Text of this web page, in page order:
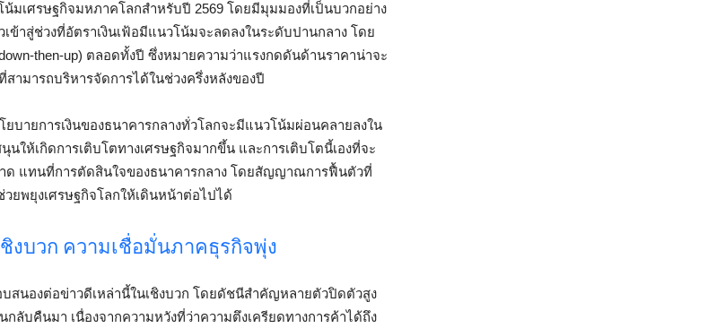
น้มเศรษฐกิจมหภาคโลกสำหรับปี 2569 โดยมีมุมมองที่เป็นบวกอย่าง
เข้าสู่ช่วงที่อัตราเงินเฟ้อมีแนวโน้มจะลดลงในระดับปานกลาง โดย
then-up) ตลอดทั้งปี ซึ่งหมายความว่าแรงกดดันด้านราคาน่าจะ
ามารถบริหารจัดการได้ในช่วงครึ่งหลังของปี
บายการเงินของธนาคารกลางทั่วโลกจะมีแนวโน้มผ่อนคลายลงใน
นให้เกิดการเติบโตทางเศรษฐกิจมากขึ้น และการเติบโตนี้เองที่จะ
ด แทนที่การตัดสินใจของธนาคารกลาง โดยสัญญาณการฟื้นตัวที่
ยพยุงเศรษฐกิจโลกให้เดินหน้าต่อไปได้
งบวก ความเชื่อมั่นภาคธุรกิจพุ่ง
สนองต่อข่าวดีเหล่านี้ในเชิงบวก โดยดัชนีสำคัญหลายตัวปิดตัวสูง
ลับคืนมา เนื่องจากความหวังที่ว่าความตึงเครียดทางการค้าได้ถึง